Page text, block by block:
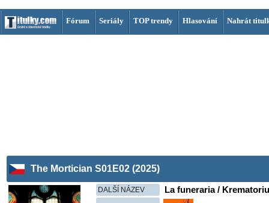
Fórum Seriály TOP trendy Hlasování Nahrát
The Mortician S01E02 (2025)
DALŠÍ NÁZEV La funeraria /